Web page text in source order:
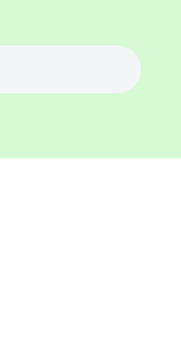
ており、人間の